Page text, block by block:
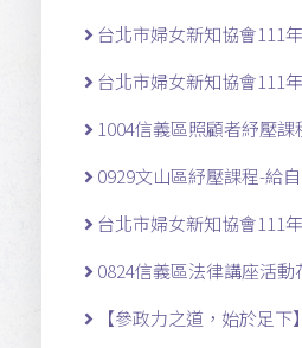
台北市婦女新知協會111
台北市婦女新知協會111
1004信義區照顧者紓壓課
0929文山區紓壓課程-給
台北市婦女新知協會111
0824信義區法律講座活動
【參政力之道，始於足下】